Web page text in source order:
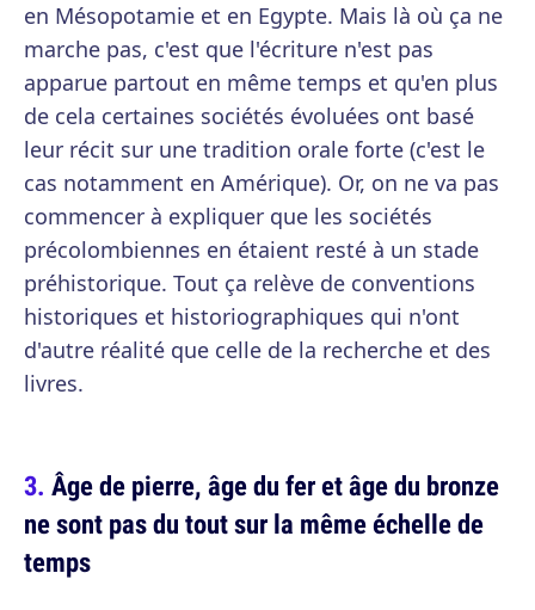
en Mésopotamie et en Egypte. Mais là où ça ne
marche pas, c'est que l'écriture n'est pas
apparue partout en même temps et qu'en plus
de cela certaines sociétés évoluées ont basé
leur récit sur une tradition orale forte (c'est le
cas notamment en Amérique). Or, on ne va pas
commencer à expliquer que les sociétés
précolombiennes en étaient resté à un stade
préhistorique. Tout ça relève de conventions
historiques et historiographiques qui n'ont
d'autre réalité que celle de la recherche et des
livres.
Âge de pierre, âge du fer et âge du bronze
ne sont pas du tout sur la même échelle de
temps